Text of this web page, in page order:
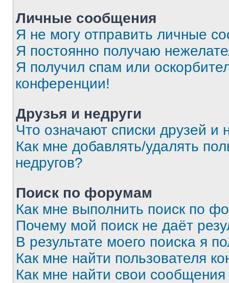
Личные сообщения
Я не могу отправить личные
Я постоянно получаю
Я получил спам или
конференции!
Друзья и недруги
Что означают списки друзей и
Как мне добавлять/удалять
недругов?
Поиск по форумам
Как мне выполнить поиск по
Почему мой поиск не даёт
В результате моего поиска я
Как мне найти пользователя
Как мне найти свои